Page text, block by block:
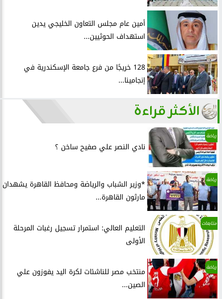
أمين عام مجلس التعاون الخليجي يدين
استهداف الحوثيين...
128 خريجًا من فرع جامعة الإسكندرية في
إنجامينا...
الأكثر قراءة
رياضة
نادي النصر علي صفيح ساخن ؟
رياضة
*وزير الشباب والرياضة ومحافظ القاهرة يشهدان
مارثون القاهرة...
متابعات
التعليم العالي: استمرار تسجيل رغبات المرحلة
الأولى
رياضة
منتخب مصر للناشئات لكرة اليد يفوزون علي
الصين...